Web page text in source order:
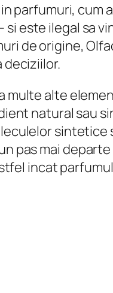
parfumuri, cum
este ilegal sa
de origine,
deciziilor.
multe alte
natural sau
sintetice
pas mai
incat